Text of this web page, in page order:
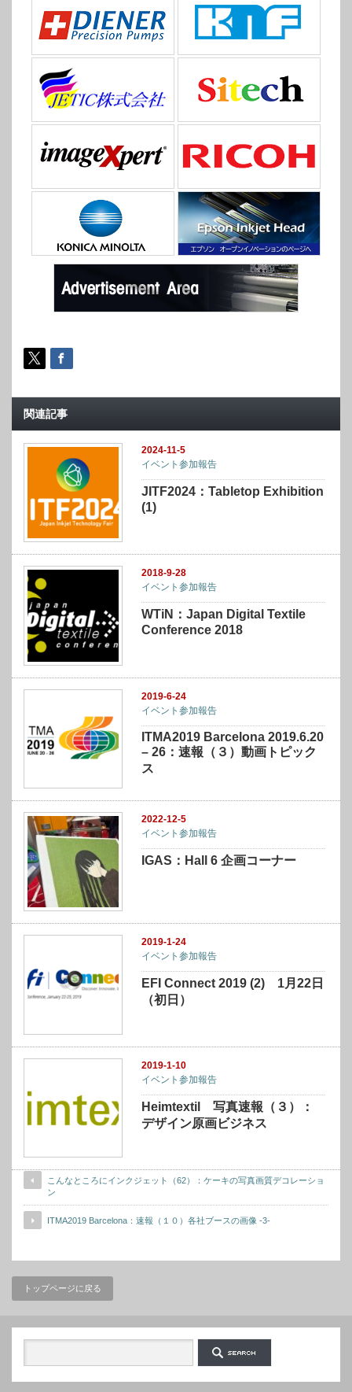
関連記事
2024-11-5
イベント参加報告
JITF2024：Tabletop Exhibition
(1)
2018-9-28
イベント参加報告
WTiN：Japan Digital Textile
Conference 2018
2019-6-24
イベント参加報告
ITMA2019 Barcelona 2019.6.20
– 26：速報（３）動画トピック
ス
2022-12-5
イベント参加報告
IGAS：Hall 6 企画コーナー
2019-1-24
イベント参加報告
EFI Connect 2019 (2) 1月22日
（初日）
2019-1-10
イベント参加報告
Heimtextil 写真速報（３）：
デザイン原画ビジネス
こんなところにインクジェット（62）：ケーキの写真画質デコレーショ
ン
ITMA2019 Barcelona：速報（１０）各社ブースの画像 -3-
トップページに戻る